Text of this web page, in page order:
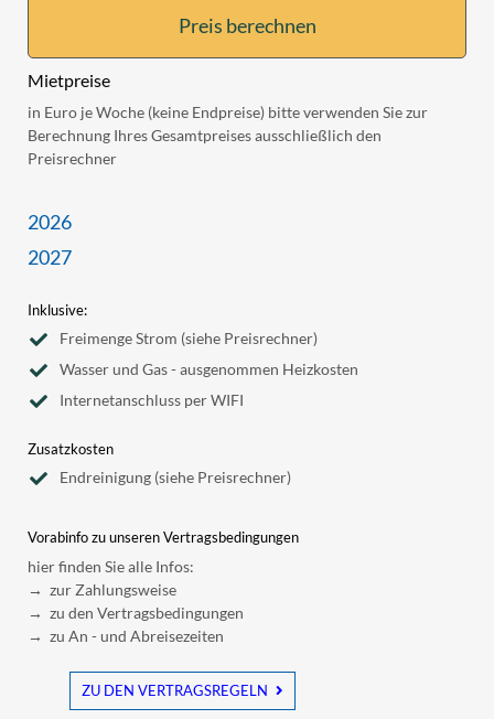
Preis berechnen
Mietpreise
in Euro je Woche (keine Endpreise) bitte verwenden Sie zur
Berechnung Ihres Gesamtpreises ausschließlich den
Preisrechner
2026
2027
Inklusive:
Freimenge Strom (siehe Preisrechner)
Wasser und Gas - ausgenommen Heizkosten
Internetanschluss per WIFI
Zusatzkosten
Endreinigung (siehe Preisrechner)
Vorabinfo zu unseren Vertragsbedingungen
hier finden Sie alle Infos:
→ zur Zahlungsweise
→ zu den Vertragsbedingungen
→ zu An - und Abreisezeiten
ZU DEN VERTRAGSREGELN